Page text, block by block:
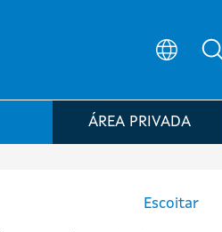
ÁREA PRIVADA
Escoitar